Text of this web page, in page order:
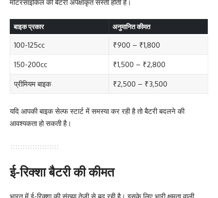
मोटरसाइकिल की बैटरी अपेक्षाकृत सस्ती होती है।
बाइक प्रकार अनुमानित कीमत
100-125cc ₹900 – ₹1,800
150-200cc ₹1,500 – ₹2,800
प्रीमियम बाइक ₹2,500 – ₹3,500
यदि आपकी बाइक सेल्फ स्टार्ट में समस्या कर रही है तो बैटरी बदलने की
आवश्यकता हो सकती है।
ई-रिक्शा बैटरी की कीमत